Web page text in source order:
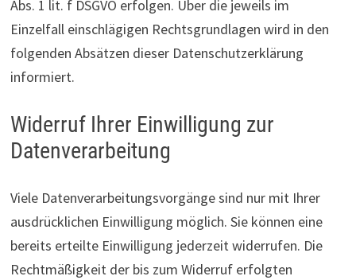
Abs. 1 lit. f DSGVO erfolgen. Über die jeweils im
Einzelfall einschlägigen Rechtsgrundlagen wird in den
folgenden Absätzen dieser Datenschutzerklärung
informiert.
Widerruf Ihrer Einwilligung zur
Datenverarbeitung
Viele Datenverarbeitungsvorgänge sind nur mit Ihrer
ausdrücklichen Einwilligung möglich. Sie können eine
bereits erteilte Einwilligung jederzeit widerrufen. Die
Rechtmäßigkeit der bis zum Widerruf erfolgten